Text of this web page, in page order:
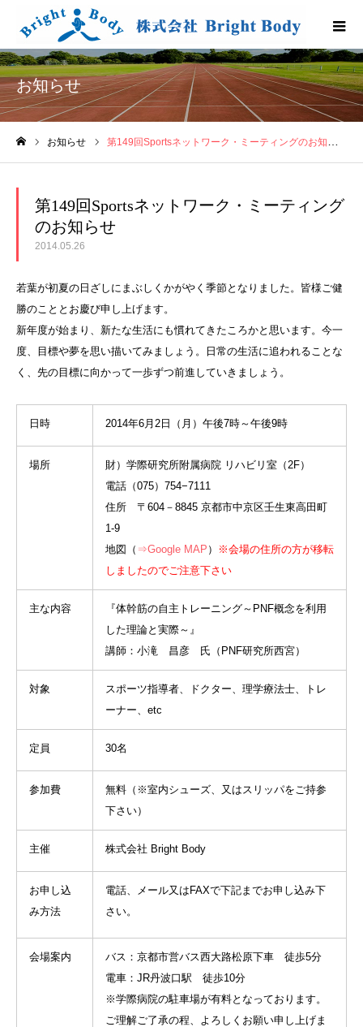
お知らせ
お知らせ 第149回Sportsネットワーク・ミーティングのお知らせ
第149回Sportsネットワーク・ミーティング
のお知らせ
2014.05.26
若葉が初夏の日ざしにまぶしくかがやく季節となりました。皆様ご健
勝のこととお慶び申し上げます。
新年度が始まり、新たな生活にも慣れてきたころかと思います。今一
度、目標や夢を思い描いてみましょう。日常の生活に追われることな
く、先の目標に向かって一歩ずつ前進していきましょう。
日時 2014年6月2日（月）午後7時～午後9時
場所
財）学際研究所附属病院 リハビリ室（2F）
電話（075）754−7111
住所 〒604－8845 京都市中京区壬生東高田町
1-9
地図（ ⇒Google MAP ）
※会場の住所の方が移転
しましたのでご注意下さい
主な内容
『体幹筋の自主トレーニング～PNF概念を利用
した理論と実際～』
講師：小滝 昌彦 氏（PNF研究所西宮）
対象
スポーツ指導者、ドクター、理学療法士、トレ
ーナー、etc
定員 30名
参加費
無料（※室内シューズ、又はスリッパをご持参
下さい）
主催 株式会社 Bright Body
お申し込
み方法
電話、メール又はFAXで下記までお申し込み下
さい。
会場案内
バス：京都市営バス西大路松原下車 徒歩5分
電車：JR丹波口駅 徒歩10分
※学際病院の駐車場が有料となっております。
ご理解ご了承の程、よろしくお願い申し上げま